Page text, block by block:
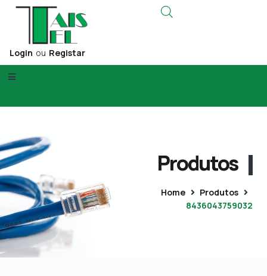
Login ou Registar
Produtos
Home
Produtos
8436043759032